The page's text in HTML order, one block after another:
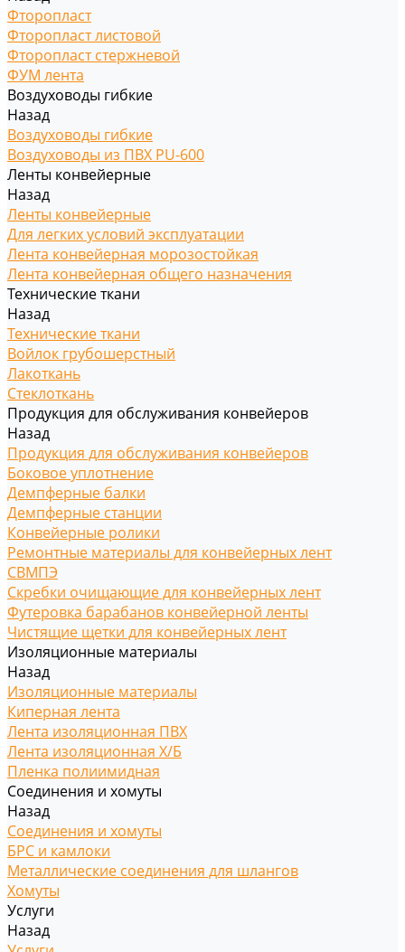
Фторопласт
Фторопласт листовой
Фторопласт стержневой
ФУМ лента
Воздуховоды гибкие
Назад
Воздуховоды гибкие
Воздуховоды из ПВХ PU-600
Ленты конвейерные
Назад
Ленты конвейерные
Для легких условий эксплуатации
Лента конвейерная морозостойкая
Лента конвейерная общего назначения
Технические ткани
Назад
Технические ткани
Войлок грубошерстный
Лакоткань
Стеклоткань
Продукция для обслуживания конвейеров
Назад
Продукция для обслуживания конвейеров
Боковое уплотнение
Демпферные балки
Демпферные станции
Конвейерные ролики
Ремонтные материалы для конвейерных лент
СВМПЭ
Скребки очищающие для конвейерных лент
Футеровка барабанов конвейерной ленты
Чистящие щетки для конвейерных лент
Изоляционные материалы
Назад
Изоляционные материалы
Киперная лента
Лента изоляционная ПВХ
Лента изоляционная Х/Б
Пленка полиимидная
Соединения и хомуты
Назад
Соединения и хомуты
БРС и камлоки
Металлические соединения для шлангов
Хомуты
Услуги
Назад